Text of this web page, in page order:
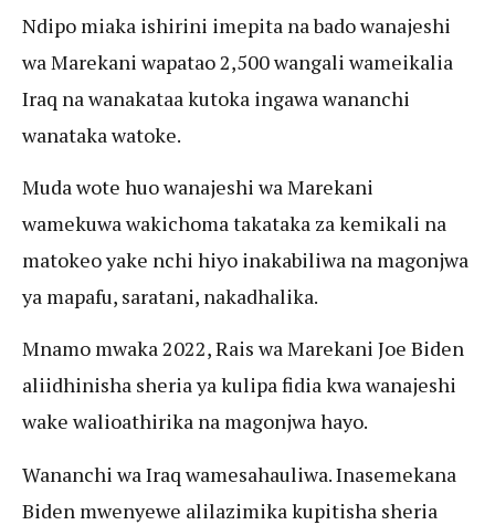
Ndipo miaka ishirini imepita na bado wanajeshi
wa Marekani wapatao 2,500 wangali wameikalia
Iraq na wanakataa kutoka ingawa wananchi
wanataka watoke.
Muda wote huo wanajeshi wa Marekani
wamekuwa wakichoma takataka za kemikali na
matokeo yake nchi hiyo inakabiliwa na magonjwa
ya mapafu, saratani, nakadhalika.
Mnamo mwaka 2022, Rais wa Marekani Joe Biden
aliidhinisha sheria ya kulipa fidia kwa wanajeshi
wake walioathirika na magonjwa hayo.
Wananchi wa Iraq wamesahauliwa. Inasemekana
Biden mwenyewe alilazimika kupitisha sheria